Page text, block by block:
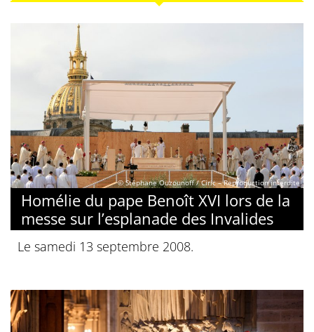
© Stéphane Ouzounoff / Ciric – Reproduction interdite
Homélie du pape Benoît XVI lors de la
messe sur l’esplanade des Invalides
Le samedi 13 septembre 2008.